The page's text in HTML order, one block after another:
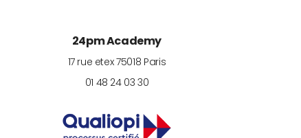
24pm Academy
17 rue etex 75018 Paris
01 48 24 03 30